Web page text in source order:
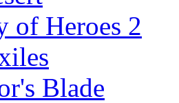
of Heroes 2
Blade